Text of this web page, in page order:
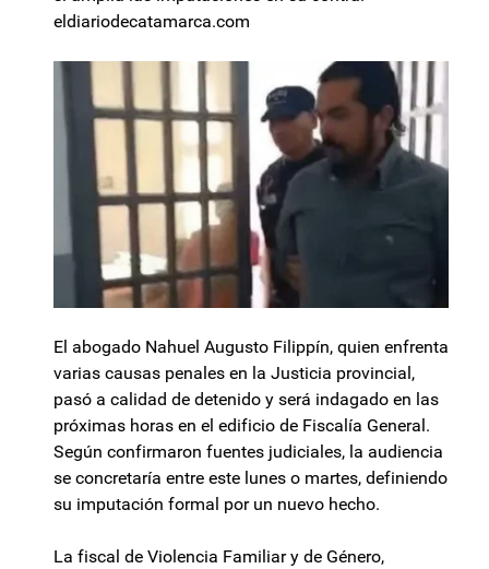
eldiariodecatamarca.com
El abogado Nahuel Augusto Filippín, quien enfrenta
varias causas penales en la Justicia provincial,
pasó a calidad de detenido y será indagado en las
próximas horas en el edificio de Fiscalía General.
Según confirmaron fuentes judiciales, la audiencia
se concretaría entre este lunes o martes, definiendo
su imputación formal por un nuevo hecho.
La fiscal de Violencia Familiar y de Género,